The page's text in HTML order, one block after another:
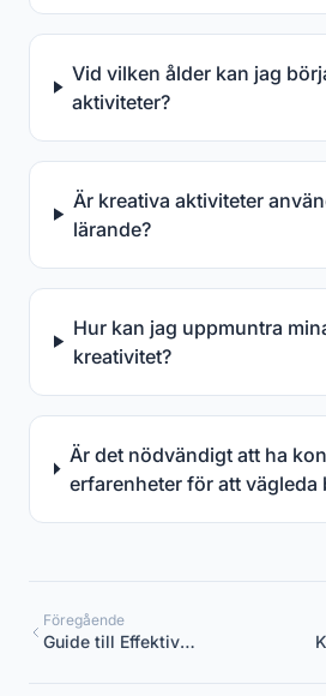
Vid vilken ålder kan jag
aktiviteter?
Är kreativa aktiviteter
lärande?
Hur kan jag uppmuntra
kreativitet?
Är det nödvändigt att ha
erfarenheter för att vägleda
Föregående
Guide till Effektiv